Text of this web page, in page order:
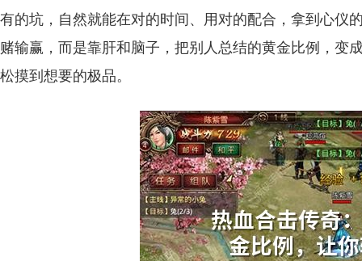
有的坑，自然就能在对的时间、用对的配合，拿到心仪
赌输赢，而是靠肝和脑子，把别人总结的黄金比例，变
松摸到想要的极品。